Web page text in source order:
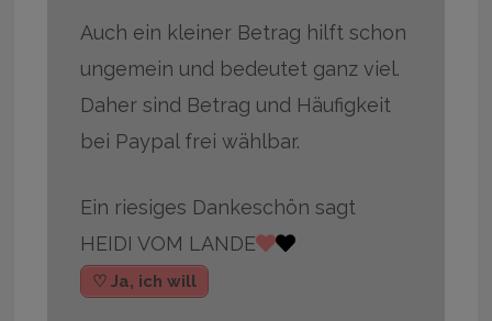
Auch ein kleiner Betrag hilft schon
ungemein und bedeutet ganz viel.
Daher sind Betrag und Häufigkeit
bei Paypal frei wählbar.
Ein riesiges Dankeschön sagt
HEIDI VOM LANDE
♡ Ja, ich will